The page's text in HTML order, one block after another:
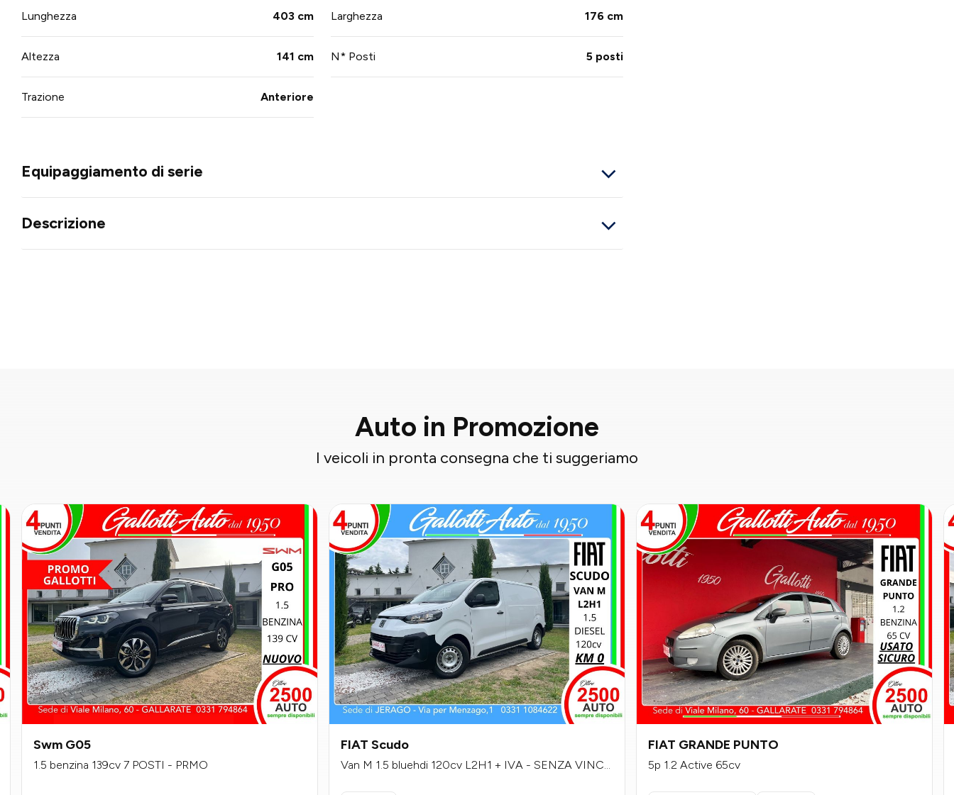
Lunghezza 403 cm Larghezza 176 cm
Altezza 141 cm N* Posti 5 posti
Trazione Anteriore
Equipaggiamento di serie
Descrizione
Auto in Promozione
I veicoli in pronta consegna che ti suggeriamo
Swm G05
1.5 benzina 139cv 7 POSTI - PRMO
FIAT Scudo
Van M 1.5 bluehdi 120cv L2H1 + IVA - SENZA VINCO
FIAT GRANDE PUNTO
5p 1.2 Active 65cv